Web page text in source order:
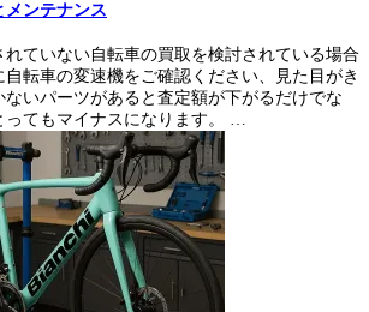
メンテナンス
れていない自転車の買取を検討されている場合
自転車の変速機をご確認ください、見た目がき
ないパーツがあると査定額が下がるだけでな
ってもマイナスになります。 …